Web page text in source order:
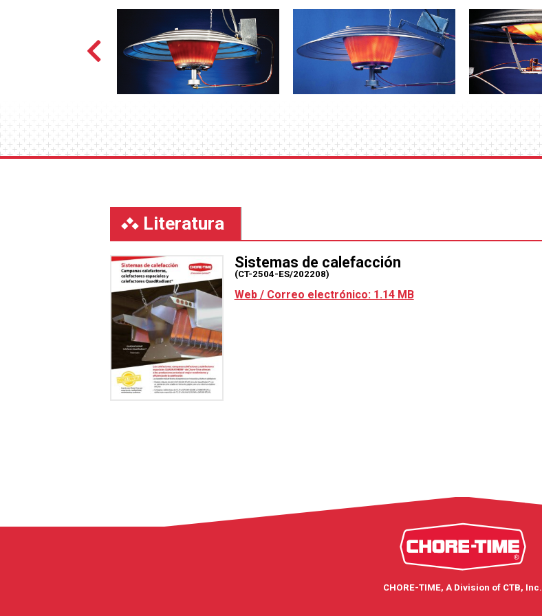
Literatura
Sistemas de calefacción
(CT-2504-ES/202208)
Web / Correo electrónico: 1.14 MB
CHORE-TIME, A Division of CTB, Inc.